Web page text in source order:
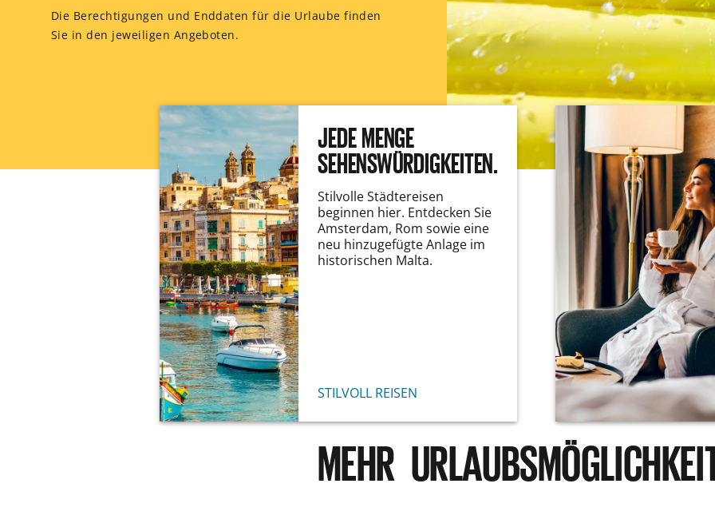
Die Berechtigungen und Enddaten für die Urlaube finden
Sie in den jeweiligen Angeboten.
JEDE MENGE
SEHENSWÜRDIGKEITEN.
Stilvolle Städtereisen
beginnen hier. Entdecken Sie
Amsterdam, Rom sowie eine
neu hinzugefügte Anlage im
historischen Malta.
STILVOLL REISEN
MEHR